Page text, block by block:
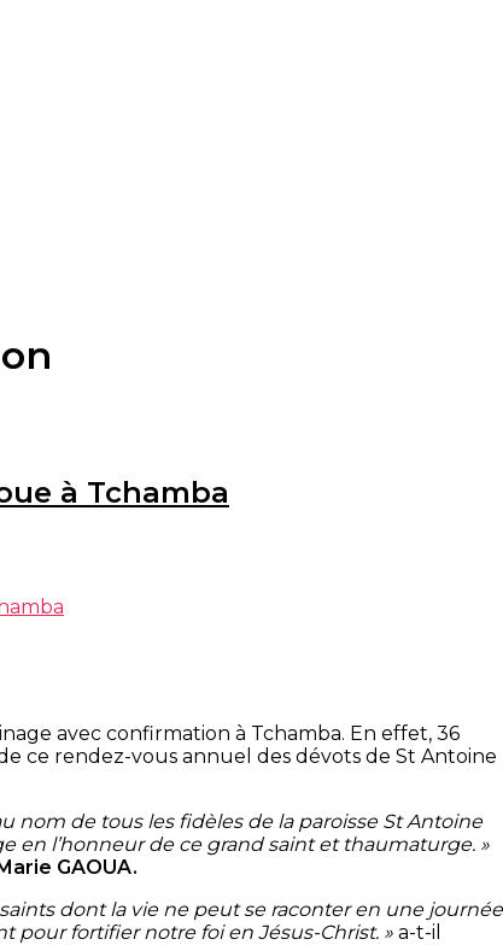
à Tchamba
avec confirmation à Tchamba. En effet, 36
ce rendez-vous annuel des dévots de St Antoine
nom de tous les fidèles de la paroisse St Antoine
en l’honneur de ce grand saint et thaumaturge. »
GAOUA.
dont la vie ne peut se raconter en une journée
pour fortifier notre foi en Jésus-Christ. » a-t-il